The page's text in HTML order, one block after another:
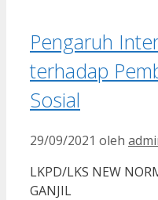
Pengaruh
terhadap
Sosial
29/09/2021 oleh
LKPD/LKS NEW
GANJIL